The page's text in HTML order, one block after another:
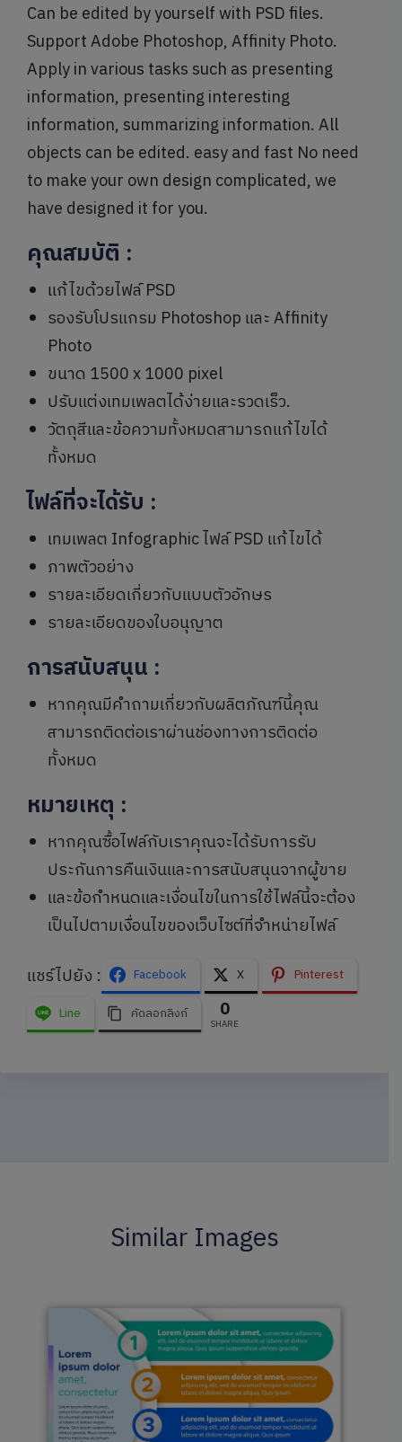
Can be edited by yourself with PSD files.
Support Adobe Photoshop, Affinity Photo.
Apply in various tasks such as presenting
information, presenting interesting
information, summarizing information. All
objects can be edited. easy and fast No need
to make your own design complicated, we
have designed it for you.
คุณสมบัติ :
แก้ไขด้วยไฟล์ PSD
รองรับโปรแกรม Photoshop และ Affinity
Photo
ขนาด 1500 x 1000 pixel
ปรับแต่งเทมเพลตได้ง่ายและรวดเร็ว.
วัตถุสีและข้อความทั้งหมดสามารถแก้ไขได้
ทั้งหมด
ไฟล์ที่จะได้รับ :
เทมเพลต Infographic ไฟล์ PSD แก้ไขได้
ภาพตัวอย่าง
รายละเอียดเกี่ยวกับแบบตัวอักษร
รายละเอียดของใบอนุญาต
การสนับสนุน :
หากคุณมีคำถามเกี่ยวกับผลิตภัณฑ์นี้คุณ
สามารถติดต่อเราผ่านช่องทางการติดต่อ
ทั้งหมด
หมายเหตุ :
หากคุณซื้อไฟล์กับเราคุณจะได้รับการรับ
ประกันการคืนเงินและการสนับสนุนจากผู้ขาย
และข้อกำหนดและเงื่อนไขในการใช้ไฟล์นี้จะต้อง
เป็นไปตามเงื่อนไขของเว็บไซต์ที่จำหน่ายไฟล์
แชร์ไปยัง :
Facebook X
Pinterest
Line
คัดลอกลิงก์ 0
SHARE
Similar Images